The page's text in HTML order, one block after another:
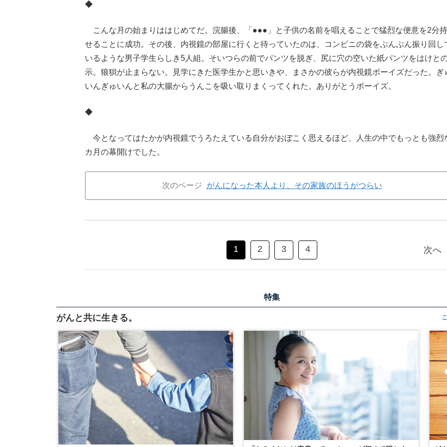
◆
こんな月の始まりははじめてだ。浣腸後、「●●●」と子供の名前を唱えることで猛烈な便意を2分
せることに成功。その後、内視鏡の部屋に行くと待っていたのは、コンビニの袋をぶんぶん振り回し
いるような男子学生らしき5人組。そいつらの前でパンツを脱ぎ、尻に穴の空いた紙パンツをはけと
示。狼狽が止まらない。見学にきた医学生かと思いきや、まさかの彼らが内視鏡ボーイズだった。ぎ
いんぎゅいんと私の大腸からうんこを吸い取りまくってくれた。ありがとうボーイズ。
◆
今となってはたかが内視鏡でうろたえている自分がおぼこく思えるほど、人生の中でもっとも強烈
カ月の幕開けでした。
次のページ がんになった本人より、その家族のほうがつらい
1 2 3 4 次へ
特集
がんと共に生きる。